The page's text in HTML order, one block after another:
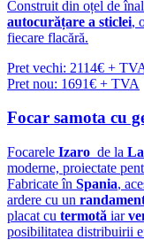
Construit din oțel de
autocurățare a sticlei,
fiecare flacără.
Pret vechi: 2114€ +
Pret nou: 1691€ + TVA
Focar samota cu
Focarele Izaro de la
moderne, proiectate
Fabricate în Spania,
ardere cu un
placat cu termotă iar
posibilitatea distribuirii